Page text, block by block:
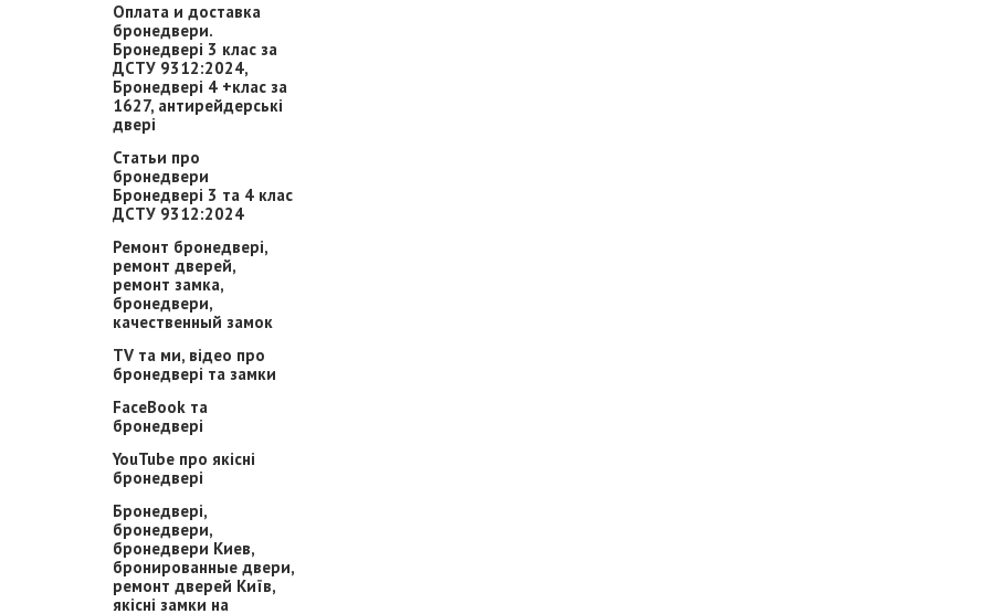
Оплата и доставка
бронедвери.
Бронедвері 3 клас за
ДСТУ 9312:2024,
Бронедвері 4 +клас за
1627, антирейдерські
двері
Статьи про
бронедвери
Бронедвері 3 та 4 клас
ДСТУ 9312:2024
Ремонт бронедвері,
ремонт дверей,
ремонт замка,
бронедвери,
качественный замок
TV та ми, відео про
бронедвері та замки
FaceBook та
бронедвері
YouTube про якісні
бронедвері
Бронедвері,
бронедвери,
бронедвери Киев,
бронированные двери,
ремонт дверей Київ,
якісні замки на